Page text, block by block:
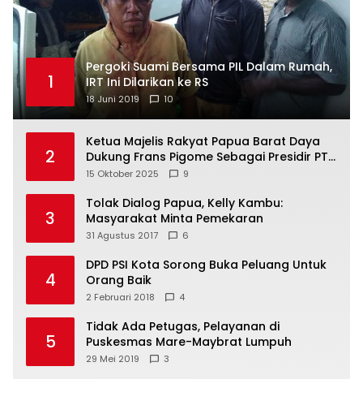
1
Pergoki Suami Bersama PIL Dalam Rumah,
IRT Ini Dilarikan ke RS
18 Juni 2019 10
2
Ketua Majelis Rakyat Papua Barat Daya
Dukung Frans Pigome Sebagai Presidir PT
Freeport Indonesia
15 Oktober 2025 9
3
Tolak Dialog Papua, Kelly Kambu:
Masyarakat Minta Pemekaran
31 Agustus 2017 6
4
DPD PSI Kota Sorong Buka Peluang Untuk
Orang Baik
2 Februari 2018 4
5
Tidak Ada Petugas, Pelayanan di
Puskesmas Mare-Maybrat Lumpuh
29 Mei 2019 3